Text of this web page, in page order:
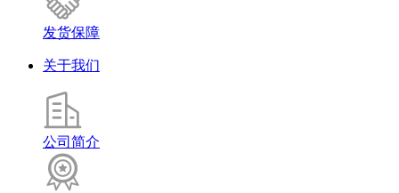
发货保障
关于我们
公司简介